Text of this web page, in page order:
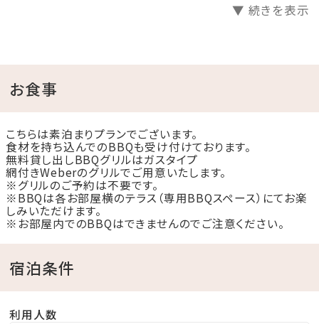
①沖縄本島から橋で行ける手軽な離島リゾート
瀬底島は沖縄本土から車でアクセス可能なため、離島
でありながら手軽に訪れることができます。
那覇空港からは、お車で約1時間50分ほどの距離に位
置します。
②沖縄最大級のグランピング施設
全16棟（ドームテント8棟、キャビン8棟）を誇り、広々と
した空間でプライベートな滞在を楽しめます。
各棟にシャワー・トイレを完備しており、離島の中の大自
然を感じながら、快適にお過ごしいただけます。
▼ 続きを表示
お食事
こちらは素泊まりプランでございます。
食材を持ち込んでのBBQも受け付けております。
無料貸し出しBBQグリルはガスタイプ
網付きWeberのグリルでご用意いたします。
※グリルのご予約は不要です。
※BBQは各お部屋横のテラス（専用BBQスペース）にてお楽
しみいただけます。
※お部屋内でのBBQはできませんのでご注意ください。
宿泊条件
利用人数